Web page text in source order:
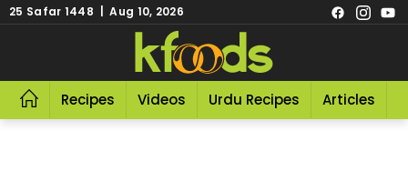
25 Safar 1448 | Aug 10, 2026
Recipes Videos Urdu Recipes Articles